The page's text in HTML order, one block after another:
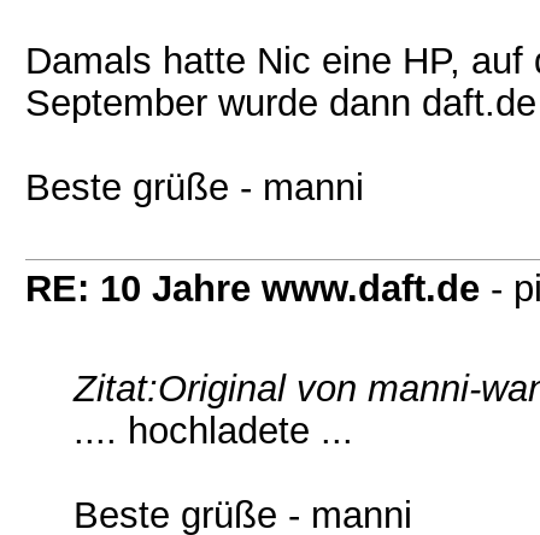
Damals hatte Nic eine HP,
September wurde dann
Beste grüße - manni
RE: 10 Jahre www.daft.de -
Zitat:Original von manni-
.... hochladete ...
Beste grüße - manni